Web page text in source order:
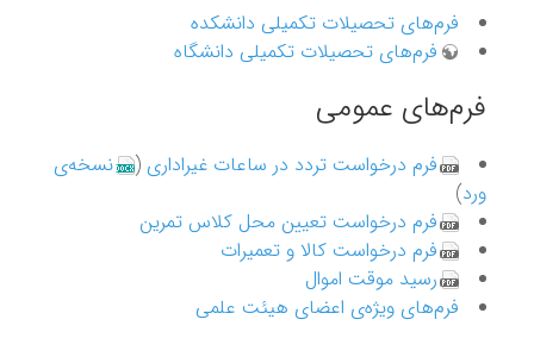
فرم‌های تحصیلات تکمیلی دانشکده
فرم‌های تحصیلات تکمیلی دانشگاه
فرم‌های عمومی
فرم درخواست تردد در ساعات غیراداری (
نسخه‌ی
ورد)
فرم درخواست تعیین محل کلاس تمرین
فرم درخواست کالا و تعمیرات
رسید موقت اموال
فرم‌های ویژه‌ی اعضای هیئت علمی